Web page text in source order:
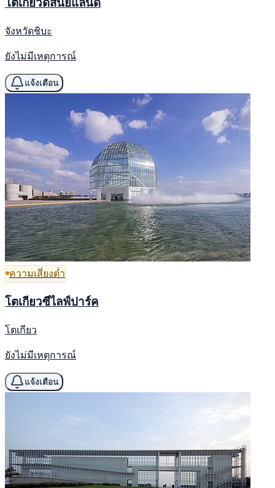
จังหวัดชิบะ
ยังไม่มีเหตุการณ์
แจ้งเตือน
ความเสี่ยงต่ำ
โตเกียวซีไลฟ์ปาร์ค
โตเกียว
ยังไม่มีเหตุการณ์
แจ้งเตือน